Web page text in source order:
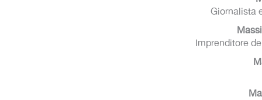
Giornalista
Imprenditore